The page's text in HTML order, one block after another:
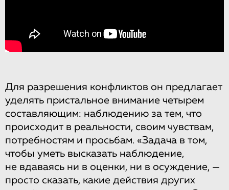
Для разрешения конфликтов он предлагает
уделять пристальное внимание четырем
составляющим: наблюдению за тем, что
происходит в реальности, своим чувствам,
потребностям и просьбам. «Задача в том,
чтобы уметь высказать наблюдение,
не вдаваясь ни в оценки, ни в осуждение, —
просто сказать, какие действия других